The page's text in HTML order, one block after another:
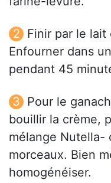
Finir par le lait
Enfourner dans
pendant 45
Pour le
bouillir la crème,
mélange Nutella-
morceaux. Bien
homogénéiser.